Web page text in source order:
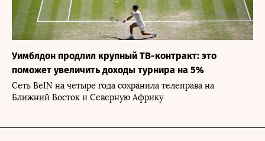
Уимблдон продлил крупный ТВ-контракт: это
поможет увеличить доходы турнира на 5%
Сеть BeIN на четыре года сохранила телеправа на
Ближний Восток и Северную Африку